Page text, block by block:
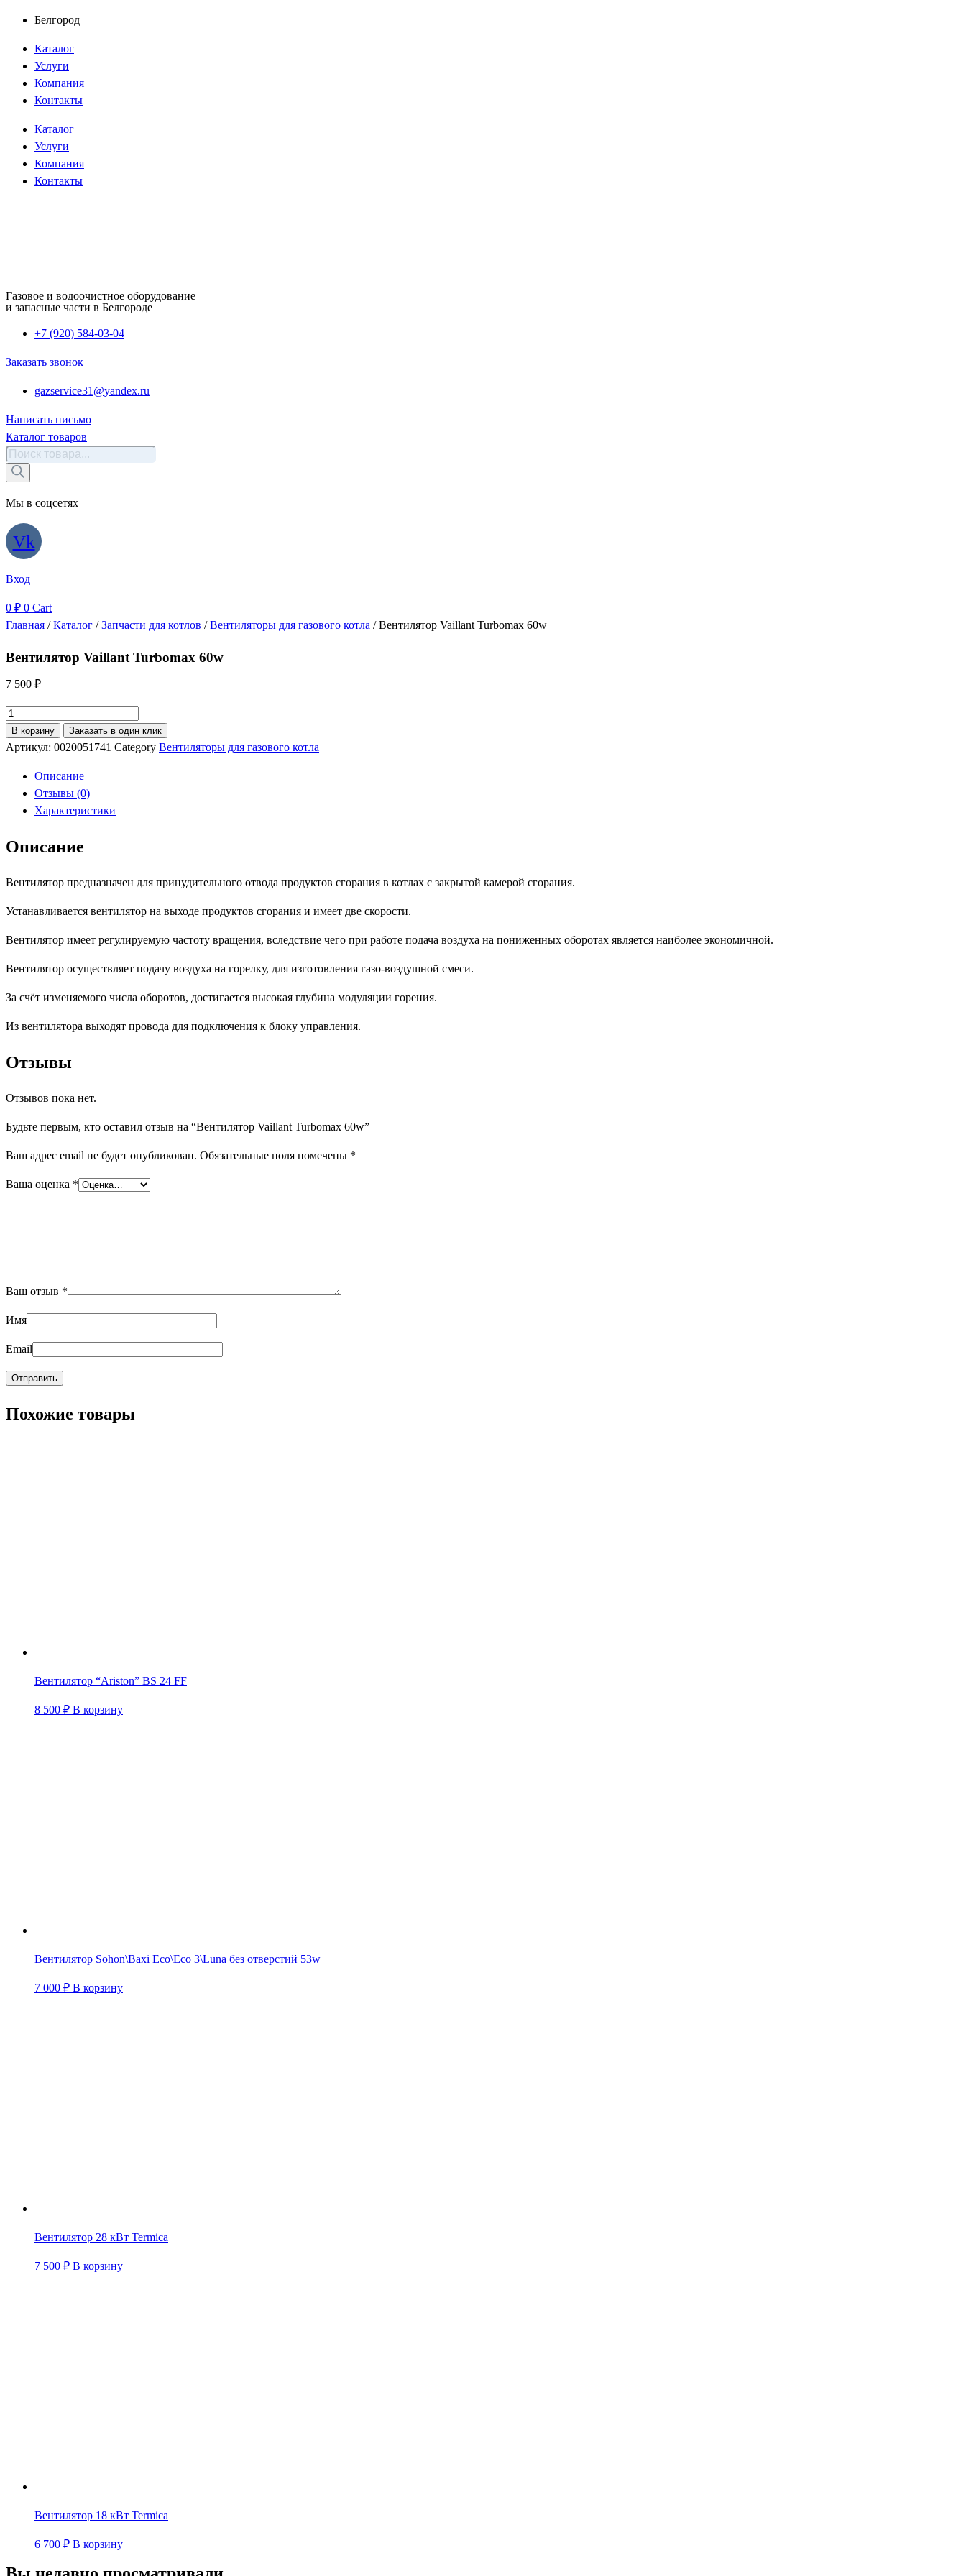
Перейти
содержимому
Белгород
Каталог
Услуги
Компания
Контакты
Каталог
Услуги
Компания
Контакты
Газовое и водоочистное оборудование
и запасные части в Белгороде
+7 (920) 584-03-04
Заказать звонок
gazservice31@yandex.ru
Написать письмо
Каталог товаров
Поиск
товаров
Мы в соцсетях
Vk
Вход
0 ₽ 0 Cart
Главная /Каталог /Запчасти для котлов /Вентиляторы для газового котла / Вентилятор Vaillant Turbomax 60w
Вентилятор Vaillant Turbomax 60w
7 500 ₽
Количество
товара
Вентилятор
Turbomax
60w
В корзину Заказать в один клик
Артикул: 0020051741 Category Вентиляторы для газового котла
Описание
Отзывы (0)
Характеристики
Описание
Вентилятор предназначен для принудительного отвода продуктов сгорания в котлах с закрытой камерой сгорания.
Устанавливается вентилятор на выходе продуктов сгорания и имеет две скорости.
Вентилятор имеет регулируемую частоту вращения, вследствие чего при работе подача воздуха на пониженных оборотах является наиболее экономичной.
Вентилятор осуществляет подачу воздуха на горелку, для изготовления газо-воздушной смеси.
За счёт изменяемого числа оборотов, достигается высокая глубина модуляции горения.
Из вентилятора выходят провода для подключения к блоку управления.
Отзывы
Отзывов пока нет.
Будьте первым, кто оставил отзыв на “Вентилятор Vaillant Turbomax 60w”
Ваш адрес email не будет опубликован. Обязательные поля помечены *
Ваша оценка *
Ваш отзыв *
Имя
Email
Похожие товары
Вентилятор “Ariston” BS 24 FF
8 500 ₽ В корзину
Вентилятор Sohon\Baxi Eco\Eco 3\Luna без отверстий 53w
7 000 ₽ В корзину
Вентилятор 28 кВт Termica
7 500 ₽ В корзину
Вентилятор 18 кВт Termica
6 700 ₽ В корзину